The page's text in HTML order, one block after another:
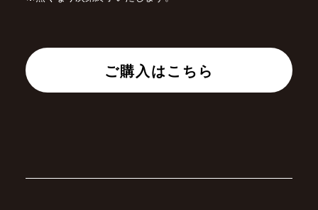
ご購入はこちら